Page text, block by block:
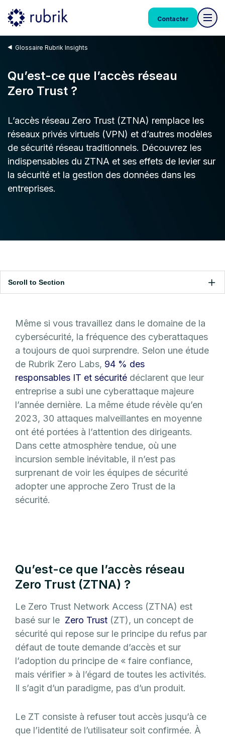
Contacter
Glossaire Rubrik Insights
Qu’est-ce que l’accès réseau
Zero Trust ?
L’accès réseau Zero Trust (ZTNA) remplace les
réseaux privés virtuels (VPN) et d’autres modèles
de sécurité réseau traditionnels. Découvrez les
indispensables du ZTNA et ses effets de levier sur
la sécurité et la gestion des données dans les
entreprises.
Scroll to Section
Même si vous travaillez dans le domaine de la
cybersécurité, la fréquence des cyberattaques
a toujours de quoi surprendre. Selon une étude
de Rubrik Zero Labs, 94 % des
responsables IT et sécurité déclarent que leur
entreprise a subi une cyberattaque majeure
l’année dernière. La même étude révèle qu’en
2023, 30 attaques malveillantes en moyenne
ont été portées à l’attention des dirigeants.
Dans cette atmosphère tendue, où une
incursion semble inévitable, il n’est pas
surprenant de voir les équipes de sécurité
adopter une approche Zero Trust de la
sécurité.
Qu’est-ce que l’accès réseau
Zero Trust (ZTNA) ?
Le Zero Trust Network Access (ZTNA) est
basé sur le Zero Trust (ZT), un concept de
sécurité qui repose sur le principe du refus par
défaut de toute demande d’accès et sur
l’adoption du principe de « faire confiance,
mais vérifier » à l’égard de toutes les activités.
Il s’agit d’un paradigme, pas d’un produit.
Le ZT consiste à refuser tout accès jusqu’à ce
que l’identité de l’utilisateur soit confirmée. À